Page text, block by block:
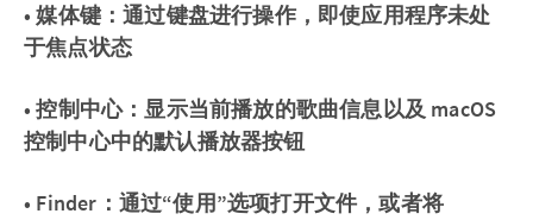
• 媒体键：通过键盘进行操作，即使应用程序未处
于焦点状态
• 控制中心：显示当前播放的歌曲信息以及 macOS
控制中心中的默认播放器按钮
• Finder：通过“使用”选项打开文件，或者将